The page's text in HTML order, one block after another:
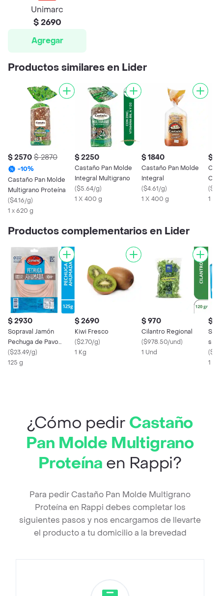
Unimarc
$ 2690
Agregar
Productos similares en Lider
$ 2570 $ 2870
-10%
Castaño Pan Molde
Multigrano Proteína
($4.16/g)
1 x 620 g
$ 2250
Castaño Pan Molde
Integral Multigrano
($5.64/g)
1 X 400 g
$ 1840
Castaño Pan Molde
Integral
($4.61/g)
1 X 400 g
$
(
1 x
Productos complementarios en Lider
$ 2930
Sopraval Jamón
Pechuga de Pavo
Ahumada
($23.49/g)
125 g
$ 2690
Kiwi Fresco
($2.70/g)
1 Kg
$ 970
Cilantro Regional
($978.50/und)
1 Und
$
sin
(
1 X
¿Cómo pedir Castaño
Pan Molde Multigrano
Proteína en Rappi?
Para pedir Castaño Pan Molde Multigrano
Proteína en Rappi debes completar los
siguientes pasos y nos encargamos de llevarte
el producto a tu domicilio a la brevedad